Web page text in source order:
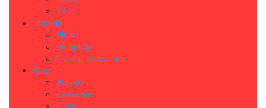
Tous
Ubrania
Bluzki
Komplety
Okrycia wierzchnie
Buty
Adidas
Converse
Gucci